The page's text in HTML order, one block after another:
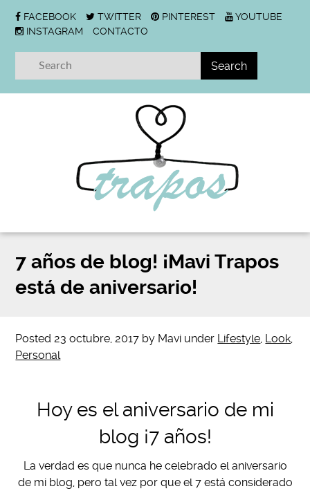
FACEBOOK TWITTER PINTEREST
YOUTUBE
INSTAGRAM
CONTACTO
7 años de blog! ¡Mavi Trapos
está de aniversario!
Posted23 octubre, 2017 by Mavi under Lifestyle, Look,
Personal
Hoy es el aniversario de mi
blog ¡7 años!
La verdad es que nunca he celebrado el aniversario
de mi blog, pero tal vez por que el 7 está considerado